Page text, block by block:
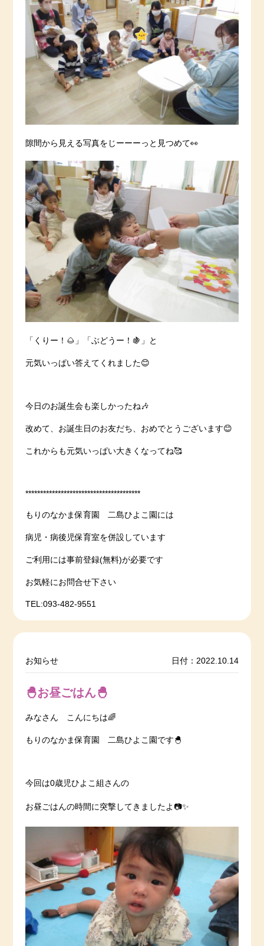
隙間から見える写真をじーーーっと見つめて👀
「くりー！🌰」「ぶどうー！🍇」と
元気いっぱい答えてくれました😊
今日のお誕生会も楽しかったね🎶
改めて、お誕生日のお友だち、おめでとうございます😊
これからも元気いっぱい大きくなってね🥰
***************************************
もりのなかま保育園 二島ひよこ園には
病児・病後児保育室を併設しています
ご利用には事前登録(無料)が必要です
お気軽にお問合せ下さい
TEL:093-482-9551
お知らせ 日付：2022.10.14
🐣お昼ごはん🐣
みなさん こんにちは🌈
もりのなかま保育園 二島ひよこ園です🐣
今回は0歳児ひよこ組さんの
お昼ごはんの時間に突撃してきましたよ📷✨